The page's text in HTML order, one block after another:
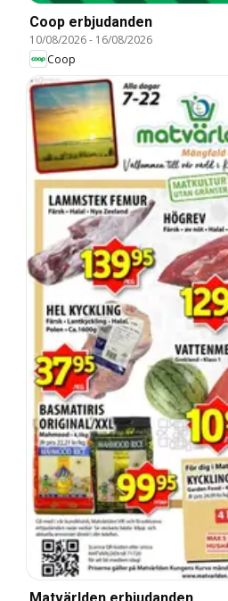
Coop erbjudanden
10/08/2026- 16/08/2026
Coop
Matvärlden erbjudanden